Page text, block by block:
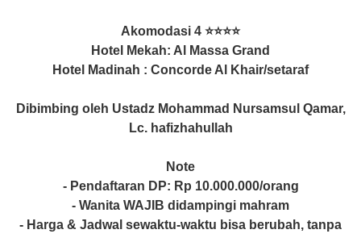
Akomodasi 4 ⭐⭐⭐⭐
Hotel Mekah: Al Massa Grand
Hotel Madinah : Concorde Al Khair/setaraf
Dibimbing oleh Ustadz Mohammad Nursamsul Qamar,
Lc. hafizhahullah
Note
- Pendaftaran DP: Rp 10.000.000/orang
- Wanita WAJIB didampingi mahram
- Harga & Jadwal sewaktu-waktu bisa berubah, tanpa